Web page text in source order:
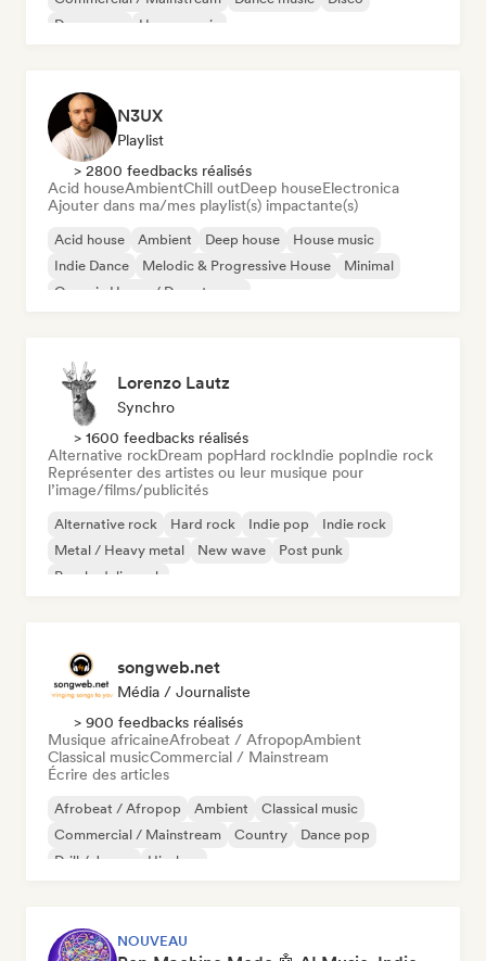
Dream pop
House music
N3UX
Playlist
> 2800 feedbacks réalisés
Acid houseAmbientChill outDeep houseElectronica
Ajouter dans ma/mes playlist(s) impactante(s)
Acid house Ambient Deep house
House music
Indie Dance
Melodic & Progressive House
Minimal
Organic House / Downtempo
Lorenzo Lautz
Synchro
> 1600 feedbacks réalisés
Alternative rockDream popHard rockIndie popIndie rock
Représenter des artistes ou leur musique pour
l’image/films/publicités
Alternative rock Hard rock Indie pop
Indie rock
Metal / Heavy metal
New wave
Post punk
Psychedelic rock
songweb.net
Média / Journaliste
> 900 feedbacks réalisés
Musique africaineAfrobeat / AfropopAmbient
Classical musicCommercial / Mainstream
Écrire des articles
Afrobeat / Afropop Ambient
Classical music
Commercial / Mainstream
Country
Dance pop
Drill / Jersey
Hip-hop
NOUVEAU